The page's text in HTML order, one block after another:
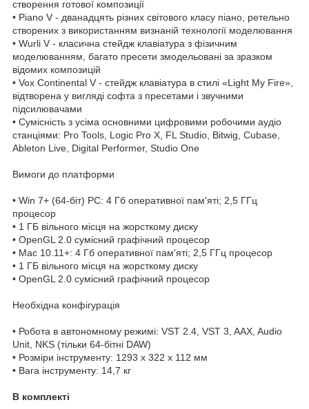
створення готової композиції
• Piano V - дванадцять різних світового класу піано, ретельно
створених з використанням визнаній технології моделювання
• Wurli V - класична стейдж клавіатура з фізичним
моделюванням, багато пресети змодельовані за зразком
відомих композицій
• Vox Continental V - стейдж клавіатура в стилі «Light My Fire»,
відтворена у вигляді софта з пресетами і звучними
підсилювачами
• Сумісність з усіма основними цифровими робочими аудіо
станціями: Pro Tools, Logic Pro X, FL Studio, Bitwig, Cubase,
Ableton Live, Digital Performer, Studio One
Вимоги до платформи
• Win 7+ (64-біт) PC: 4 Гб оперативної пам'яті; 2,5 ГГц
процесор
• 1 ГБ вільного місця на жорсткому диску
• OpenGL 2.0 сумісний графічний процесор
• Mac 10.11+: 4 Гб оперативної пам'яті; 2,5 ГГц процесор
• 1 ГБ вільного місця на жорсткому диску
• OpenGL 2.0 сумісний графічний процесор
Необхідна конфігурація
• Робота в автономному режимі: VST 2.4, VST 3, AAX, Audio
Unit, NKS (тільки 64-бітні DAW)
• Розміри інструменту: 1293 x 322 x 112 мм
• Вага інструменту: 14,7 кг
В комплекті